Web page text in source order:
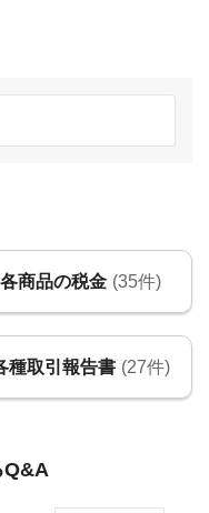
各商品の税金 (35件)
種取引報告書 (27件)
Q&A